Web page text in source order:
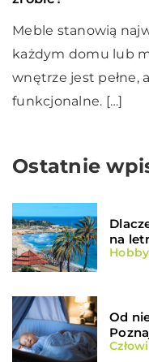
Meble stanowią
każdym domu lub
wnętrze jest pełne,
funkcjonalne. […]
Ostatnie
na
Od